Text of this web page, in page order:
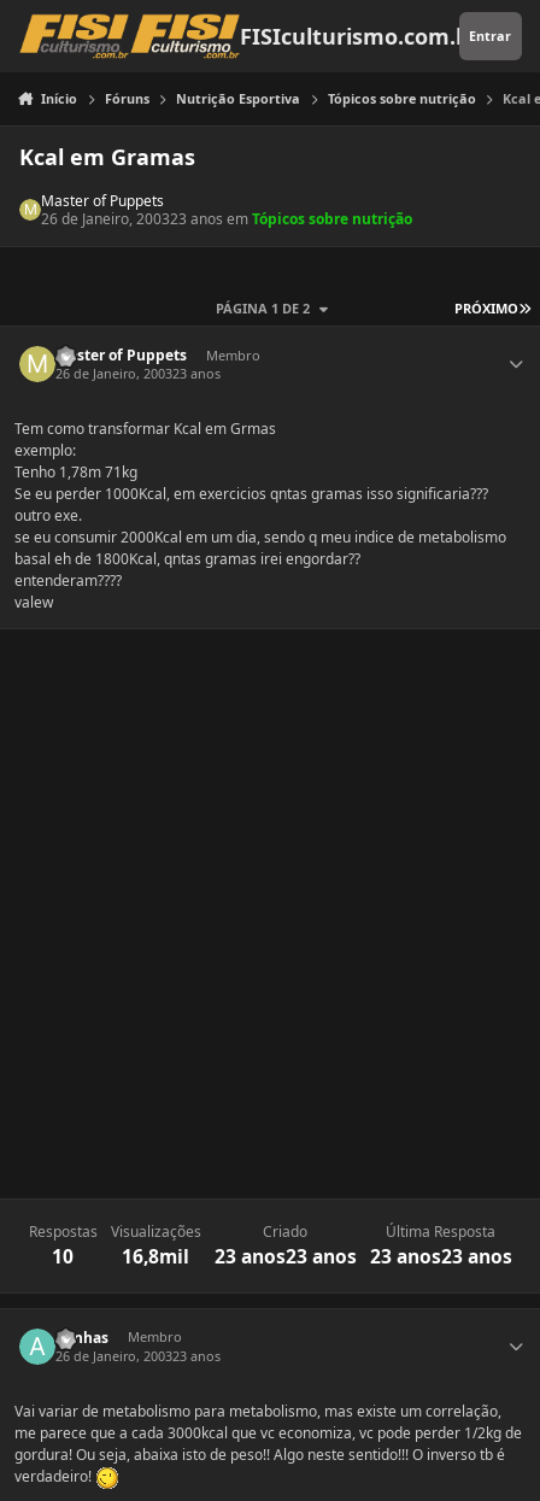
Pular para o conteúdo
FISIculturismo.com.brEntrar
Início Fóruns Nutrição Esportiva Tópicos sobre nutrição Kcal
Kcal em Gramas
Master of Puppets
26 de Janeiro, 200323 anos emTópicos sobre nutrição
PRÓXIMO
PÁGINA 1 DE 2
Master of Puppets
Membro
26 de Janeiro, 200323 anos
Tem como transformar Kcal em Grmas
exemplo:
Tenho 1,78m 71kg
Se eu perder 1000Kcal, em exercicios qntas gramas isso significaria???
outro exe.
se eu consumir 2000Kcal em um dia, sendo q meu indice de metabolismo
basal eh de 1800Kcal, qntas gramas irei engordar??
entenderam????
valew
Respostas
10
Visualizações
16,8mil
Criado
23 anos23 anos
Última Resposta
23 anos23 anos
annhas
Membro
26 de Janeiro, 200323 anos
Vai variar de metabolismo para metabolismo, mas existe um correlação,
me parece que a cada 3000kcal que vc economiza, vc pode perder 1/2kg de
gordura! Ou seja, abaixa isto de peso!! Algo neste sentido!!! O inverso tb é
verdadeiro!